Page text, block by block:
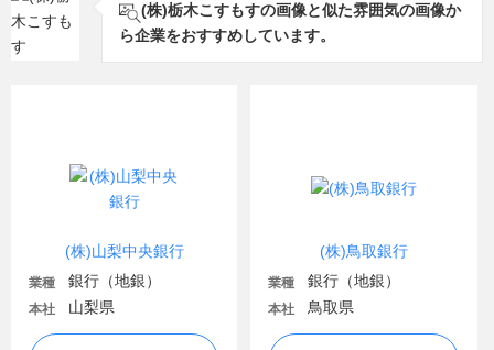
(株)栃木こすもすの画像と似た雰囲気の画像か
ら企業をおすすめしています。
(株)山梨中央銀行
業種 銀行（地銀）
本社 山梨県
(株)鳥取銀行
業種 銀行（地銀）
本社 鳥取県